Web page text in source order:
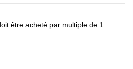
être acheté par multiple de 1